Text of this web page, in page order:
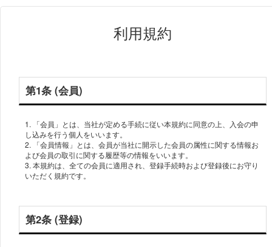
利用規約
第1条 (会員)
1. 「会員」とは、当社が定める手続に従い本規約に同意の上、入会の申
し込みを行う個人をいいます。
2. 「会員情報」とは、会員が当社に開示した会員の属性に関する情報お
よび会員の取引に関する履歴等の情報をいいます。
3. 本規約は、全ての会員に適用され、登録手続時および登録後にお守り
第2条 (登録)